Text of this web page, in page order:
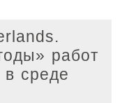
работ
среде